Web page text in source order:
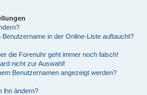
in der Online-Liste auftaucht?
die Forenuhr geht immer noch falsch!
nicht zur Auswahl!
Benutzernamen angezeigt werden?
ihn ändern?